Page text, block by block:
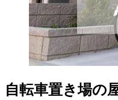
自転車置き場の